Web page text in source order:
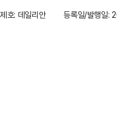
제호: 데일리안
등록일/발행일: